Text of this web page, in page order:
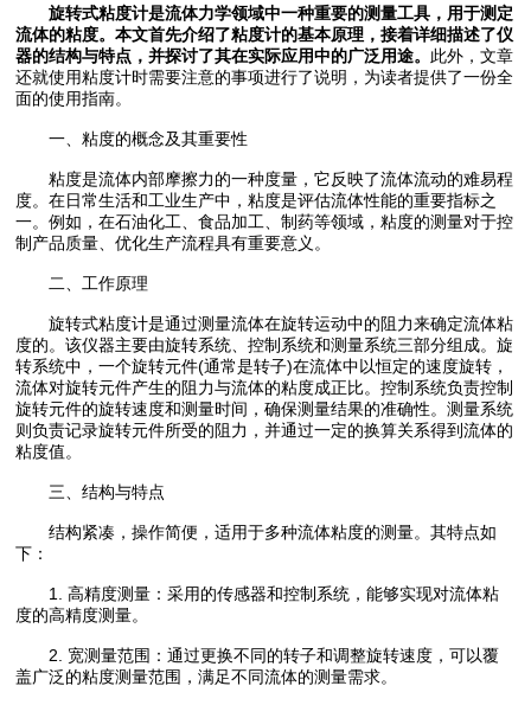
旋转式粘度计是流体力学领域中一种重要的测量工具，用于测定
流体的粘度。本文首先介绍了粘度计的基本原理，接着详细描述了仪
器的结构与特点，并探讨了其在实际应用中的广泛用途。 此外，文章
还就使用粘度计时需要注意的事项进行了说明，为读者提供了一份全
面的使用指南。
一、粘度的概念及其重要性
粘度是流体内部摩擦力的一种度量，它反映了流体流动的难易程
度。在日常生活和工业生产中，粘度是评估流体性能的重要指标之
一。例如，在石油化工、食品加工、制药等领域，粘度的测量对于控
制产品质量、优化生产流程具有重要意义。
二、工作原理
旋转式粘度计是通过测量流体在旋转运动中的阻力来确定流体粘
度的。该仪器主要由旋转系统、控制系统和测量系统三部分组成。旋
转系统中，一个旋转元件(通常是转子)在流体中以恒定的速度旋转，
流体对旋转元件产生的阻力与流体的粘度成正比。控制系统负责控制
旋转元件的旋转速度和测量时间，确保测量结果的准确性。测量系统
则负责记录旋转元件所受的阻力，并通过一定的换算关系得到流体的
粘度值。
三、结构与特点
结构紧凑，操作简便，适用于多种流体粘度的测量。其特点如
下：
1. 高精度测量：采用的传感器和控制系统，能够实现对流体粘
度的高精度测量。
2. 宽测量范围：通过更换不同的转子和调整旋转速度，可以覆
盖广泛的粘度测量范围，满足不同流体的测量需求。